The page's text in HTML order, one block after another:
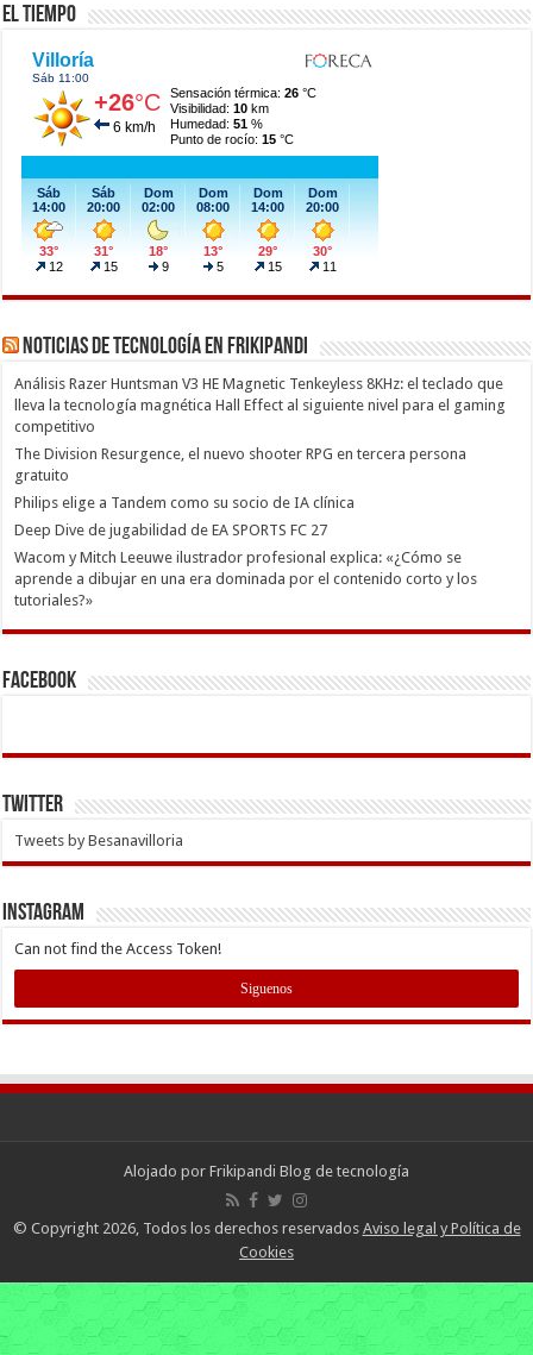
El Tiempo
Noticias de Tecnología en Frikipandi
Análisis Razer Huntsman V3 HE Magnetic Tenkeyless 8KHz: el teclado que
lleva la tecnología magnética Hall Effect al siguiente nivel para el gaming
competitivo
The Division Resurgence, el nuevo shooter RPG en tercera persona
gratuito
Philips elige a Tandem como su socio de IA clínica
Deep Dive de jugabilidad de EA SPORTS FC 27
Wacom y Mitch Leeuwe ilustrador profesional explica: «¿Cómo se
aprende a dibujar en una era dominada por el contenido corto y los
tutoriales?»
Facebook
Twitter
Tweets by Besanavilloria
INSTAGRAM
Can not find the Access Token!
Siguenos
Alojado por Frikipandi Blog de tecnología
© Copyright 2026, Todos los derechos reservados Aviso legal y Política de
Cookies